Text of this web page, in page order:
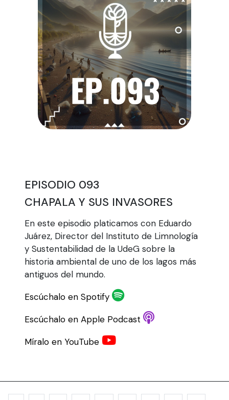
EPISODIO 093
CHAPALA Y SUS INVASORES
En este episodio platicamos con Eduardo
Juárez, Director del Instituto de Limnología
y Sustentabilidad de la UdeG sobre la
historia ambiental de uno de los lagos más
antiguos del mundo.
Escúchalo en Spotify
Escúchalo en Apple Podcast
Míralo en YouTube